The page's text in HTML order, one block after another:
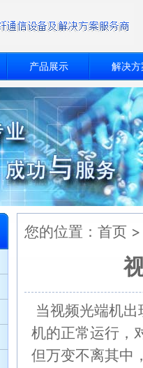
产品展示 解决方
您的位置： 首页
当视频光端机
机的正常运行，
但万变不离其中